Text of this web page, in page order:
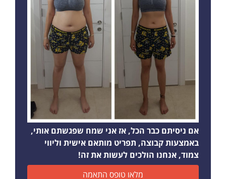
אם ניסיתם כבר הכל, אז אני שמח שפגשתם אותי,
באמצעות קבוצה, תפריט מותאם אישית וליווי
צמוד, אנחנו הולכים לעשות את זה!
מלאו טופס התאמה